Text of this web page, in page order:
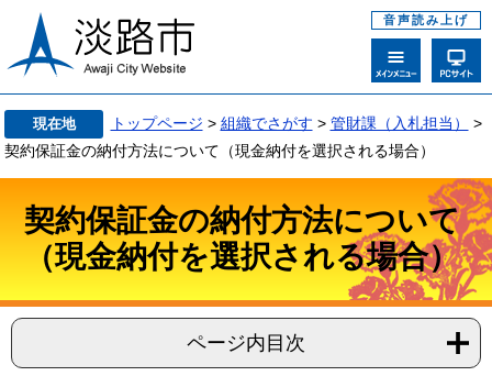
音声読み上げ
現在地 トップページ > 組織でさがす > 管財課（入札担当）
>
契約保証金の納付方法について（現金納付を選択される場合）
契約保証金の納付方法について
（現金納付を選択される場合）
ページ内目次